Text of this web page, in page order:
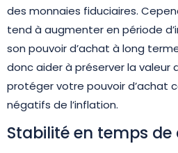
des monnaies fiduciaires.
tend à augmenter en période
son pouvoir d’achat à long
donc aider à préserver la
protéger votre pouvoir d’achat
négatifs de l’inflation.
Stabilité en temps de